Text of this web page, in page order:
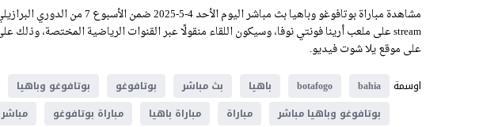
على موقع يلا شوت فيديو.
اوسمة
bahia
botafogo باهيا بث مباشر بوتافوغو بوتافوغو وباهيا
بوتافوغو وباهيا مباشر
مباراة مباراة باهيا مباراة بوتافوغو مباشر